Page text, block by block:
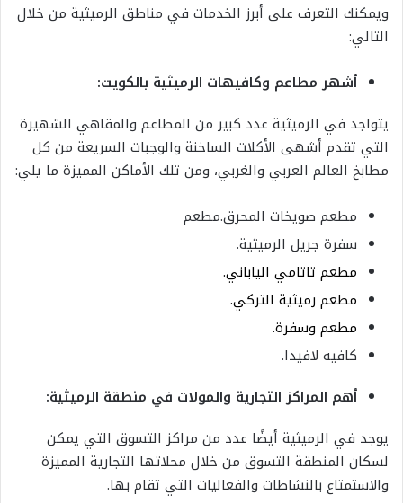
ويمكنك التعرف على أبرز الخدمات في مناطق الرميثية من خلال
التالي:
أشهر مطاعم وكافيهات الرميثية بالكويت:
يتواجد في الرميثية عدد كبير من المطاعم والمقاهي الشهيرة
التي تقدم أشهى الأكلات الساخنة والوجبات السريعة من كل
مطابخ العالم العربي والغربي، ومن تلك الأماكن المميزة ما يلي:
مطعم صويخات المحرق.مطعم
سفرة جريل الرميثية.
مطعم تاتامي الياباني.
مطعم رميثية التركي.
مطعم وسفرة.
كافيه لافيدا.
أهم المراكز التجارية والمولات في منطقة الرميثية:
يوجد في الرميثية أيضًا عدد من مراكز التسوق التي يمكن
لسكان المنطقة التسوق من خلال محلاتها التجارية المميزة
والاستمتاع بالنشاطات والفعاليات التي تقام بها.